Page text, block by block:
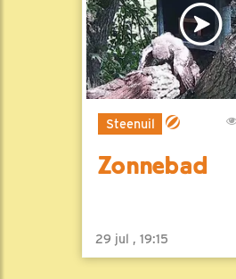
Steenuil
Zonnebad
29 jul , 19:15